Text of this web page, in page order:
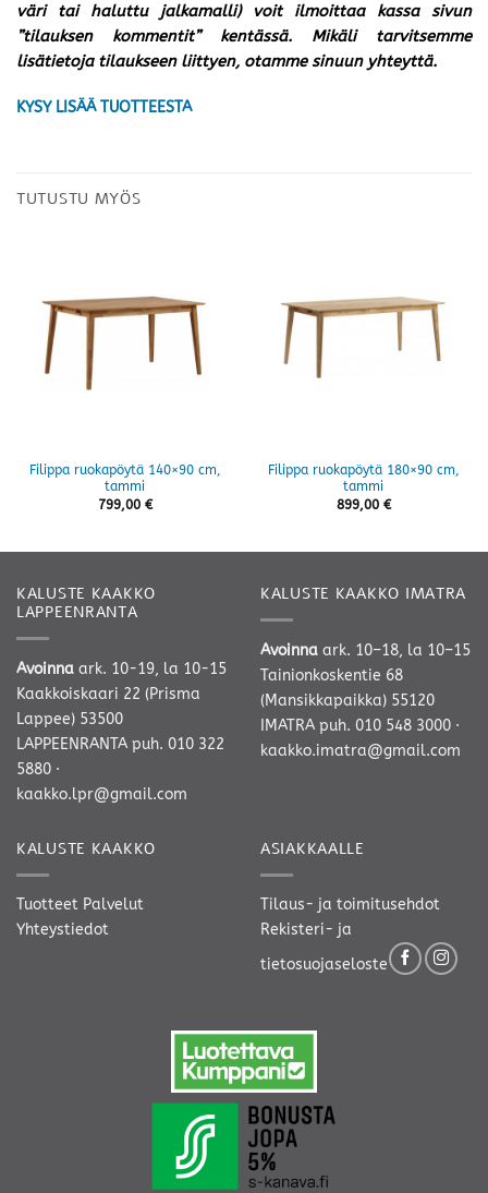
väri tai haluttu jalkamalli) voit ilmoittaa kassa sivun
”tilauksen kommentit” kentässä. Mikäli tarvitsemme
lisätietoja tilaukseen liittyen, otamme sinuun yhteyttä.
KYSY LISÄÄ TUOTTEESTA
TUTUSTU MYÖS
Filippa ruokapöytä 140×90 cm,
tammi
799,00 €
Filippa ruokapöytä 180×90 cm,
tammi
899,00 €
KALUSTE KAAKKO
LAPPEENRANTA
Avoinna ark. 10-19, la 10-15
Kaakkoiskaari 22 (Prisma
Lappee) 53500
LAPPEENRANTA puh. 010 322
5880 ·
kaakko.lpr@gmail.com
KALUSTE KAAKKO IMATRA
Avoinna ark. 10–18, la 10–15
Tainionkoskentie 68
(Mansikkapaikka) 55120
IMATRA puh. 010 548 3000 ·
kaakko.imatra@gmail.com
KALUSTE KAAKKO
Tuotteet Palvelut
Yhteystiedot
ASIAKKAALLE
Tilaus- ja toimitusehdot
Rekisteri- ja
tietosuojaseloste